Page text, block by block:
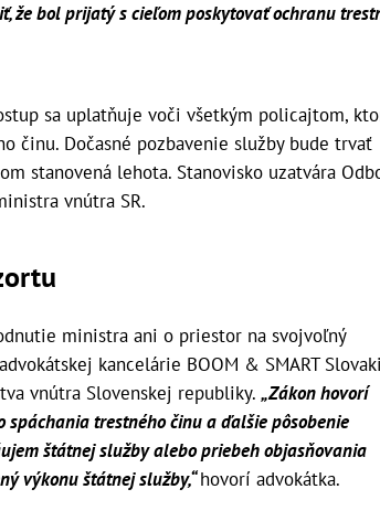
že bol prijatý s cieľom poskytovať ochranu
sa uplatňuje voči všetkým policajtom,
činu. Dočasné pozbavenie služby bude trvať
stanovená lehota. Stanovisko uzatvára
vnútra SR.
ministra ani o priestor na svojvoľný
kancelárie BOOM & SMART
vnútra Slovenskej republiky. „Zákon hovorí
spáchania trestného činu a ďalšie pôsobenie
štátnej služby alebo priebeh objasňovania
výkonu štátnej služby,“hovorí advokátka.